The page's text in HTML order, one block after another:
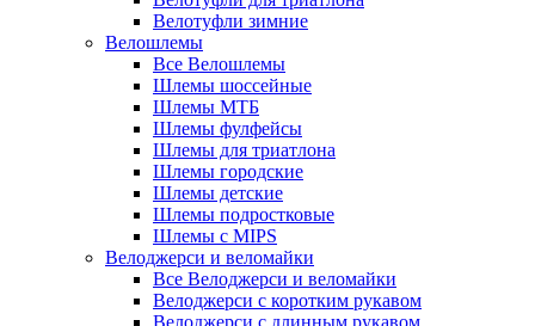
Велотуфли зимние
Велошлемы
Все Велошлемы
Шлемы шоссейные
Шлемы МТБ
Шлемы фулфейсы
Шлемы для триатлона
Шлемы городские
Шлемы детские
Шлемы подростковые
Шлемы с MIPS
Велоджерси и веломайки
Все Велоджерси и веломайки
Велоджерси с коротким рукавом
Велоджерси с длинным рукавом